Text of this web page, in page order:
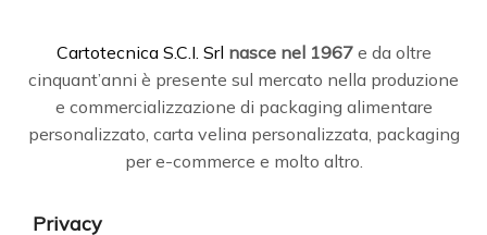
Cartotecnica S.C.I. Srl nasce nel 1967e da oltre
cinquant’anni è presente sul mercato nella produzione
e commercializzazione di packaging alimentare
personalizzato, carta velina personalizzata, packaging
per e-commerce e molto altro.
Privacy